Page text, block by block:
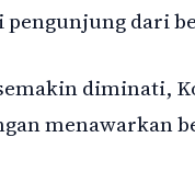
dari
diminati,
menawarkan